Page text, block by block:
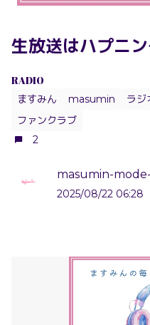
生放送はハプニン
RADIO
ますみん masumin ラジ
ファンクラブ
2
masumin-
2025/08/22 06:28